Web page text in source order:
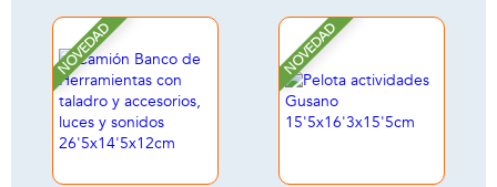
33x16x4cm) -
Modelos surtidos
NOVEDAD NOVEDAD